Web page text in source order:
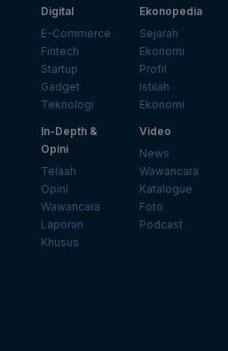
Digital
E-Commerce
Fintech
Startup
Gadget
Teknologi
Ekonopedia
Sejarah
Ekonomi
Profil
Istilah
Ekonomi
In-Depth &
Opini
Telaah
Opini
Wawancara
Laporan
Khusus
Video
News
Wawancara
Katalogue
Foto
Podcast